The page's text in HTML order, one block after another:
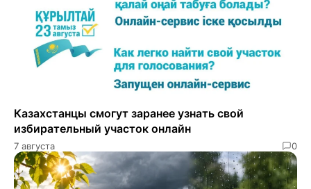
Казахстанцы смогут заранее узнать свой
избирательный участок онлайн
7 августа 0